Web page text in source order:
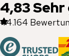
4,83
44.164